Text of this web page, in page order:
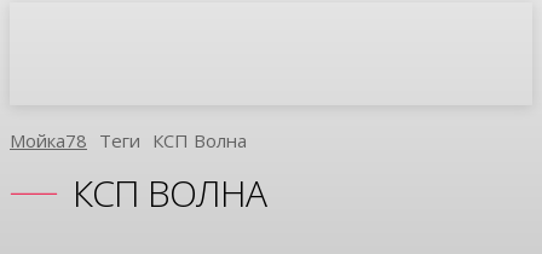
Мойка78 Теги КСП Волна
КСП ВОЛНА